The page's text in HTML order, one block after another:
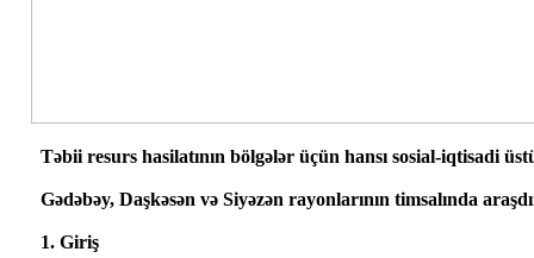
Təbii resurs hasilatının bölgələr üçün hansı sosial-iqtisadi
Gədəbəy, Daşkəsən və Siyəzən rayonlarının timsalında
1. Giriş